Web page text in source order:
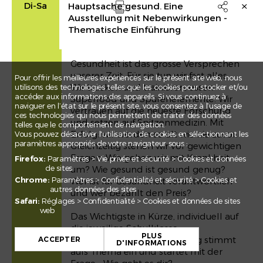
+
Di-Sa
Hauptsache gesund. Eine
Ausstellung mit Nebenwirkungen -
Thematische Einführung
Drucken

Gesundheit ist das grosse Versprechen
unserer Zeit. Für sie tun wir fast alles.
Wir tracken und trainieren, essen
Superfood und Spurenelemente. Wir
vertrauen auf die neueste Forschung
und setzen auf Spitzenmedizin. Mit
Erfolg: wir werden so alt wie nie zuvor.
Gleichzeitig stehen wir vor gewichtigen
Fragen. Wie gehen wir mit Krankheit
um? Wie gesund ist gesund genug?
Wer ist für Gesundheit verantwortlich
und wer bezahlt den Preis?
Das Wichtigste in Kürze, individuell auf
die jeweilige Schulklasse
zugeschnitten. Die Einführung stimmt
aufs Thema ein und startet mit der
Pour offrir les meilleures expériences sur le présent site web, nous
utilisons des technologies telles que les cookies pour stocker et/ou
accéder aux informations des appareils. Si vous continuez à
naviguer en l’état sur le présent site, vous consentez à l’usage de
ces technologies qui nous permettent de traiter des données
telles que le comportement de navigation.
Vous pouvez désactiver l'utilisation de cookies en sélectionnant les
paramètres appropriés de votre navigateur sous :
Firefox: Paramètres > Vie privée et sécurité > Cookies et données
de sites
Chrome: Paramètres > Confidentialité et sécurité > Cookies et
autres données des sites
Safari: Réglages > Confidentialité > Cookies et données de sites
web
ACCEPTER PLUS
D'INFORMATIONS